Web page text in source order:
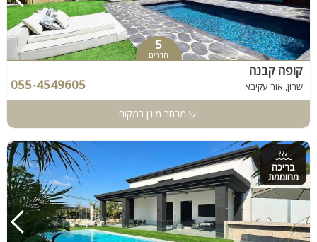
5
חדרים
קופה קבנה
שרון, אור עקיבא 055-4549605
יש מרחב מוגן במקום
בריכה
מחוממת